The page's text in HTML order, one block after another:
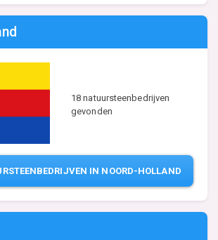
18 natuursteenbedrijven
gevonden
IN NOORD-HOLLAND